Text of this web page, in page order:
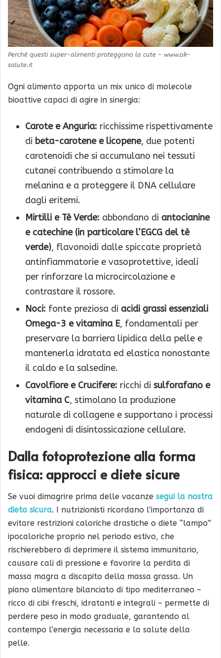
Perché questi super-alimenti proteggono la cute – www.ok-
salute.it
Ogni alimento apporta un mix unico di molecole
bioattive capaci di agire in sinergia:
Carote e Anguria: ricchissime rispettivamente
di beta-carotene e licopene, due potenti
carotenoidi che si accumulano nei tessuti
cutanei contribuendo a stimolare la
melanina e a proteggere il DNA cellulare
dagli eritemi.
Mirtilli e Tè Verde: abbondano di antocianine
e catechine (in particolare l’EGCG del tè
verde), flavonoidi dalle spiccate proprietà
antinfiammatorie e vasoprotettive, ideali
per rinforzare la microcircolazione e
contrastare il rossore.
Noci: fonte preziosa di acidi grassi essenziali
Omega-3 e vitamina E, fondamentali per
preservare la barriera lipidica della pelle e
mantenerla idratata ed elastica nonostante
il caldo e la salsedine.
Cavolfiore e Crucifere: ricchi di sulforafano e
vitamina C, stimolano la produzione
naturale di collagene e supportano i processi
endogeni di disintossicazione cellulare.
Dalla fotoprotezione alla forma
fisica: approcci e diete sicure
Se vuoi dimagrire prima delle vacanze segui la nostra
dieta sicura. I nutrizionisti ricordano l’importanza di
evitare restrizioni caloriche drastiche o diete “lampo”
ipocaloriche proprio nel periodo estivo, che
rischierebbero di deprimere il sistema immunitario,
causare cali di pressione e favorire la perdita di
massa magra a discapito della massa grassa. Un
piano alimentare bilanciato di tipo mediterraneo –
ricco di cibi freschi, idratanti e integrali – permette di
perdere peso in modo graduale, garantendo al
contempo l’energia necessaria e la salute della
pelle.